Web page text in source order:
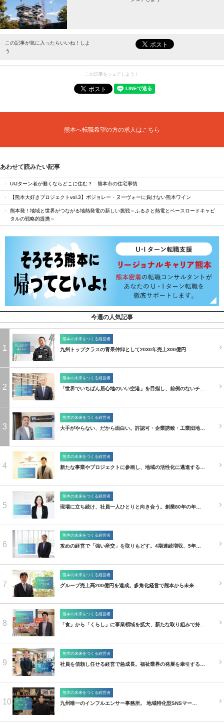
最新情報をお届けします。
この記事が気に入ったらいいね！しよ
う
この記事をシェアしよう！
熊本へ転職希望の方の求人はこちら
あわせて読みたい記事
UIJターン者が働くならどこに住む？ 熊本市の住宅事情
【熊本大好きプロジェクトvol.3】ボジョレー・ヌーヴォーに負けない熊本ワイン
熊本発！地域と世界がつながる地熱発電の新しい挑戦～ふるさと熱電とベースロードキャピ
タルの戦略的提携～
今週の人気記事
1
熊本の未来をつくる経営者
九州トップクラスの青果仲卸として2030年売上300億円…
2
熊本の未来をつくる経営者
「世界でいちばん居心地のいい空港」を目指し、前例のないチ…
3
熊本の未来をつくる経営者
大手がやらない、だから面白い。許認可・企業誘致・工業団地…
4
熊本の未来をつくる経営者
新たな事業やプロジェクトに参画し、地域の活性化に邁進する…
5
熊本の未来をつくる経営者
現場に立ち続け、社員一人ひとりと向き合う。創業80年の年…
6
熊本の未来をつくる経営者
攻めの経営で「強い産交」を取りもどす。4期連続増収、5年…
7
熊本の未来をつくる経営者
グループ売上高200億円を達成。多角化経営で熊本から未来…
8
熊本の未来をつくる経営者
「食」から「くらし」に事業領域を拡大、新たな取り組みで持…
9
熊本の未来をつくる経営者
社員を信頼し任せる経営で急成長。福祉業界の発展を牽引する…
10
熊本の未来をつくる経営者
九州唯一のインフルエンサー事務所。 地域特化型SNSマー…